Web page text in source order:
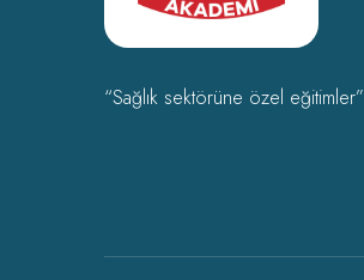
“Sağlık sektörüne özel eğitimler”